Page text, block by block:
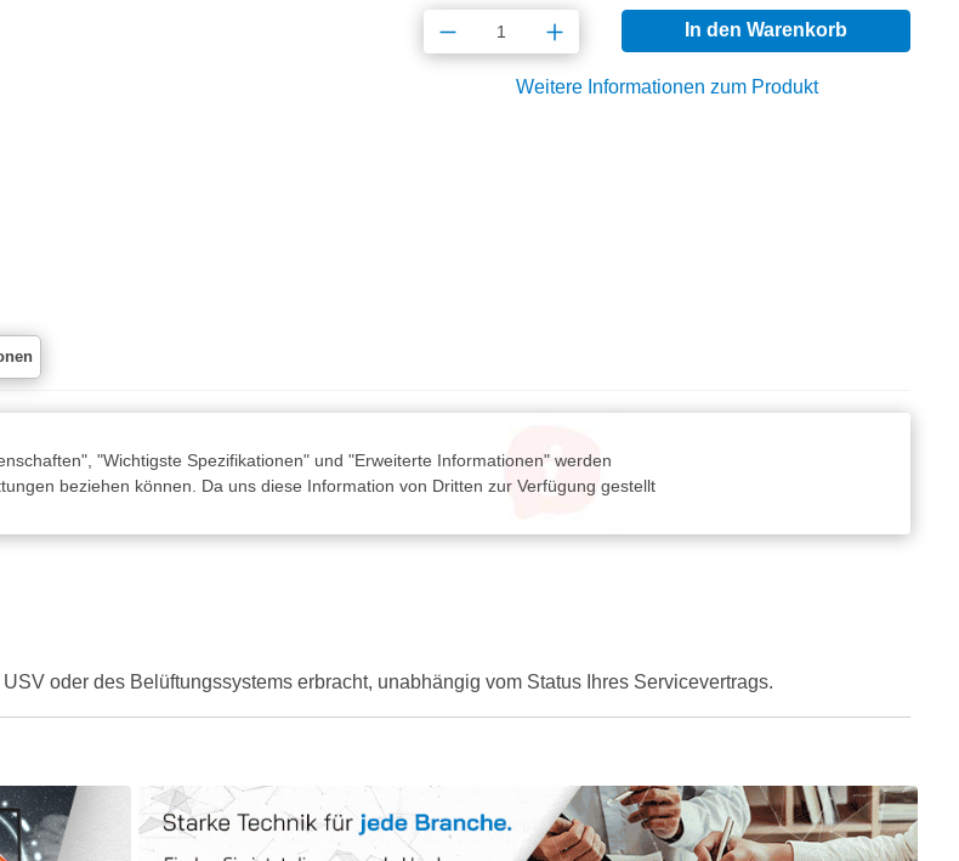
Produkt Anzahl: Gib den gewünschten
In den Warenkorb
Weitere Informationen zum Produkt
"Wichtigste Spezifikationen" und "Erweiterte Informationen" werden
beziehen können. Da uns diese Information von Dritten zur Verfügung gestellt
oder des Belüftungssystems erbracht, unabhängig vom Status Ihres Servicevertrags.